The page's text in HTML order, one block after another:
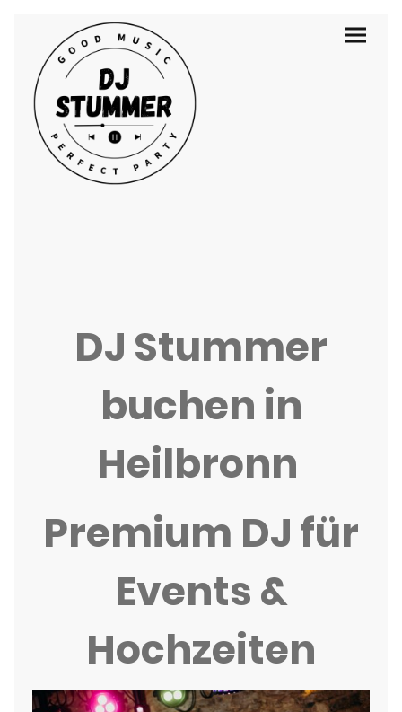
DJ Stummer
buchen in
Heilbronn
Premium DJ für
Events &
Hochzeiten